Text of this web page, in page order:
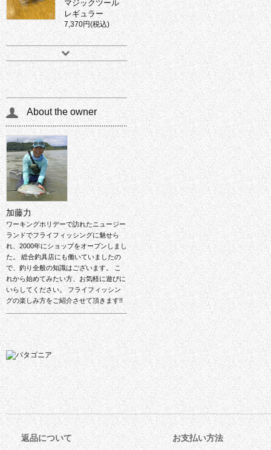
マジックツール
レギュラー
7,370円(税込)
About the owner
加藤力
ワーキングホリデーで訪れたニュージー
ランドでフライフィッシングに魅せら
れ、2000年にショップをオープンしまし
た。 総合釣具店にも働いていましたの
で、釣り全般の知識はございます。 こ
れから始めてみたい方、お気軽に遊びに
いらしてください。 フライフィッシン
グの楽しみ方をご紹介させて頂きます!!
返品について お支払い方法